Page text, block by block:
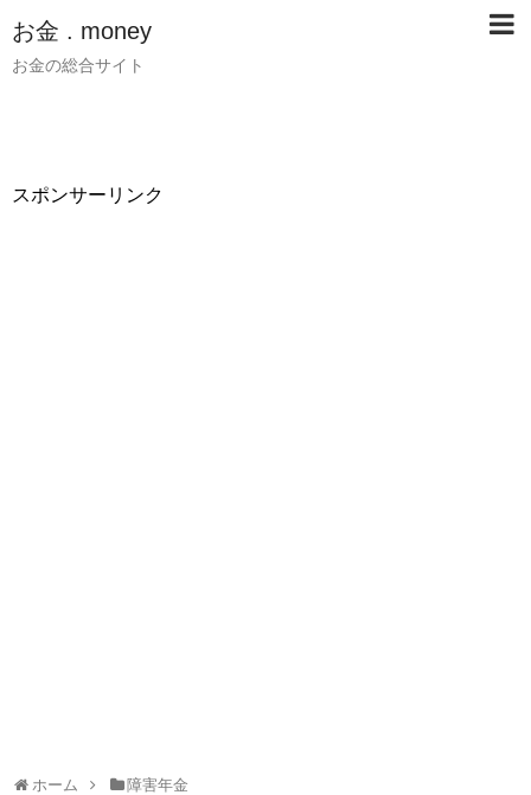
お金 . money
お金の総合サイト
スポンサーリンク
ホーム 障害年金